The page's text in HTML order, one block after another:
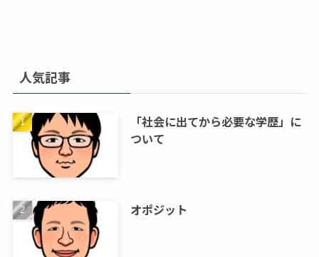
人気記事
「社会に出てから必要な学歴」に
ついて
オポジット